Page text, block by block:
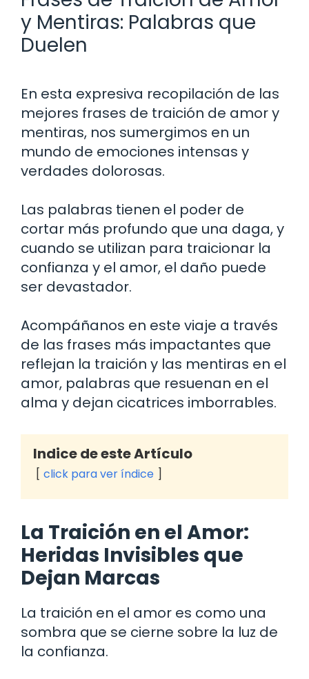
y Mentiras: Palabras que
Duelen
En esta expresiva recopilación de las
mejores frases de traición de amor y
mentiras, nos sumergimos en un
mundo de emociones intensas y
verdades dolorosas.
Las palabras tienen el poder de
cortar más profundo que una daga, y
cuando se utilizan para traicionar la
confianza y el amor, el daño puede
ser devastador.
Acompáñanos en este viaje a través
de las frases más impactantes que
reflejan la traición y las mentiras en el
amor, palabras que resuenan en el
alma y dejan cicatrices imborrables.
Indice de este Artículo
click para ver índice
La Traición en el Amor:
Heridas Invisibles que
Dejan Marcas
La traición en el amor es como una
sombra que se cierne sobre la luz de
la confianza.